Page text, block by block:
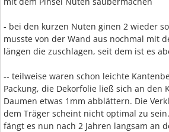
- bei den kurzen Nuten ginen 2 wieder
musste von der Wand aus nochmal mit
längen die zuschlagen, seit dem ist es
-- teilweise waren schon leichte
Packung, die Dekorfolie ließ sich an den
Daumen etwas 1mm abblättern. Die
dem Träger scheint nicht optimal zu
fängt es nun nach 2 Jahren langsam an